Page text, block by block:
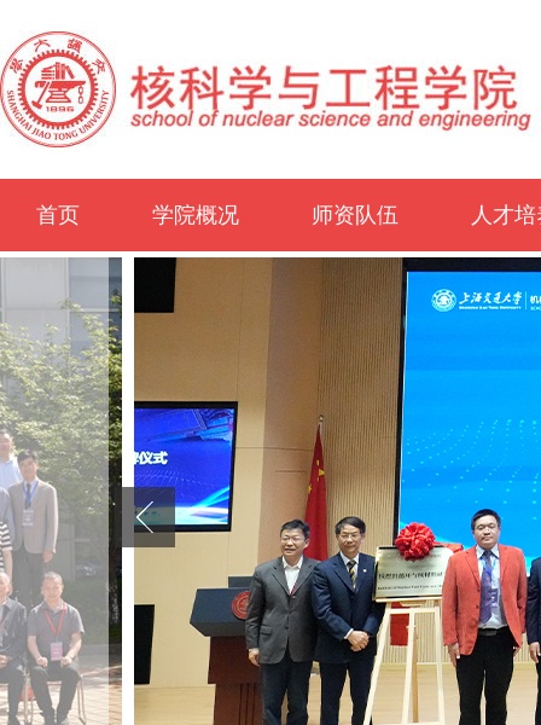
首页 学院概况
学院介绍
历史沿革
办学概况
领导团队
历任领导
行政机构
学院地图
师资队伍
师资概况
教师名录
外聘专家
博士后
人才
概况
本科生
研究生
非全
学生工